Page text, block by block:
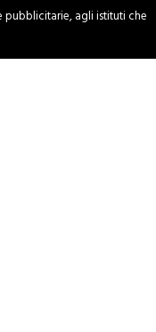
agli istituti che